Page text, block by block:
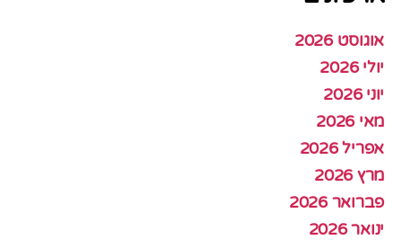
אוגוסט 2026
יולי 2026
יוני 2026
מאי 2026
אפריל 2026
מרץ 2026
פברואר 2026
ינואר 2026